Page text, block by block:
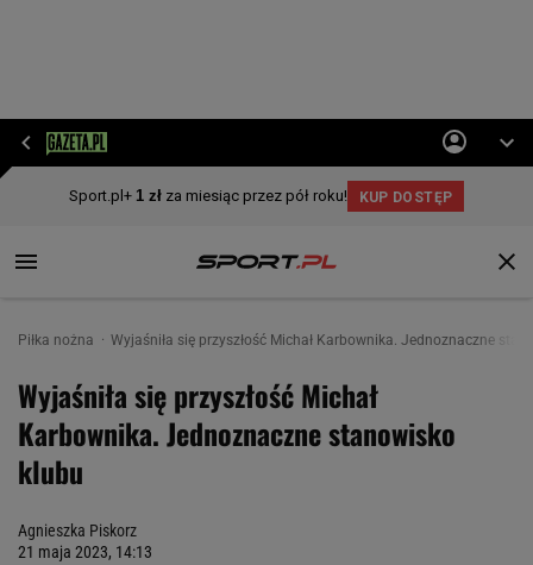
Piłka nożna Wyjaśniła się przyszłość Michał Karbownika. Jednoznaczne
Wyjaśniła się przyszłość Michał
Karbownika. Jednoznaczne stanowisko
klubu
Agnieszka Piskorz
21 maja 2023, 14:13